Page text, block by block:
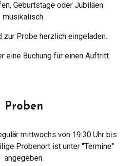
Geburtstage oder Jubiläen
musikalisch.
Probe herzlich eingeladen.
eine Buchungfür einen Auftritt.
Proben
mittwochs von 19:30 Uhr bis
Probenort ist unter "Termine"
angegeben.